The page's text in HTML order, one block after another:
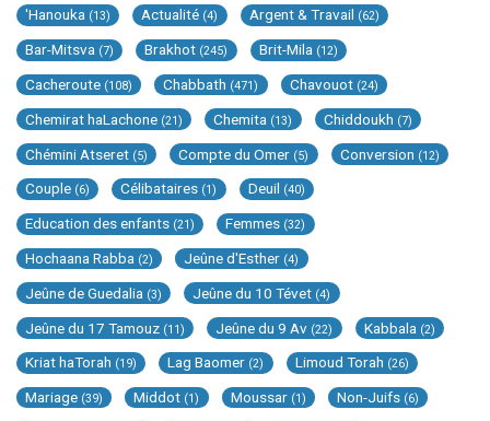
'Hanouka (13) Actualité (4) Argent & Travail (62)
Bar-Mitsva (7) Brakhot (245) Brit-Mila (12)
Cacheroute (108) Chabbath (471) Chavouot (24)
Chemirat haLachone (21) Chemita (13) Chiddoukh (7)
Chémini Atseret (5) Compte du Omer (5) Conversion (12)
Couple (6) Célibataires (1) Deuil (40)
Education des enfants (21) Femmes (32)
Hochaana Rabba (2) Jeûne d'Esther (4)
Jeûne de Guedalia (3) Jeûne du 10 Tévet (4)
Jeûne du 17 Tamouz (11) Jeûne du 9 Av (22) Kabbala (2)
Kriat haTorah (19) Lag Baomer (2) Limoud Torah (26)
Mariage (39) Middot (1) Moussar (1) Non-Juifs (6)